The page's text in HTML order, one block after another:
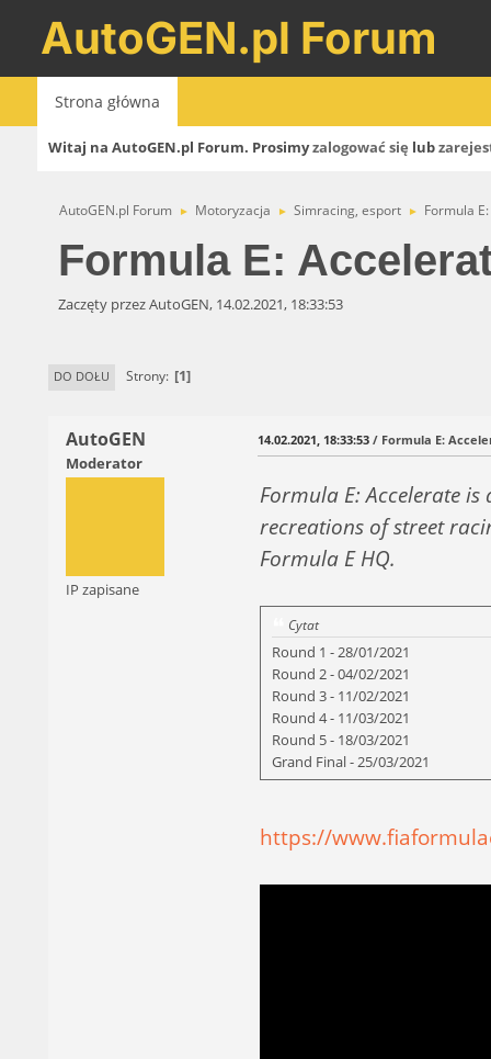
AutoGEN.pl Forum
Strona główna
Witaj na AutoGEN.pl Forum. Prosimyzalogować się lub
AutoGEN.pl Forum ► Motoryzacja ► Simracing, esport ► Formula
Formula E:
Zaczęty przez AutoGEN, 14.02.2021, 18:33:53
DO DOŁU Strony 1
AutoGEN
Moderator
IP zapisane
14.02.2021, 18:33:53 / Formula E:
Formula E: Accelerate
recreations of street
Formula E HQ.
Cytat
Round 1 - 28/01/2021
Round 2 - 04/02/2021
Round 3 - 11/02/2021
Round 4 - 11/03/2021
Round 5 - 18/03/2021
Grand Final - 25/03/2021
https://